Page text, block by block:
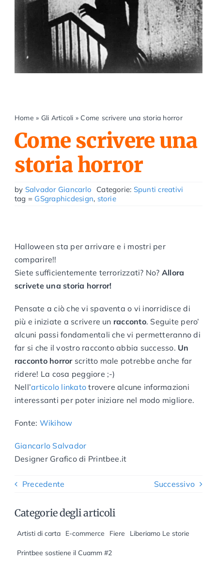
Home » Gli Articoli » Come scrivere una storia horror
Come scrivere una
storia horror
by Salvador Giancarlo Categorie: Spunti creativi
tag = GSgraphicdesign, storie
Halloween sta per arrivare e i mostri per
comparire!!
Siete sufficientemente terrorizzati? No? Allora
scrivete una storia horror!
Pensate a ciò che vi spaventa o vi inorridisce di
più e iniziate a scrivere un racconto. Seguite pero’
alcuni passi fondamentali che vi permetteranno di
far si che il vostro racconto abbia successo. Un
racconto horrorscritto male potrebbe anche far
ridere! La cosa peggiore ;-)
Nell’articolo linkato trovere alcune informazioni
interessanti per poter iniziare nel modo migliore.
Fonte: Wikihow
Giancarlo Salvador
Designer Grafico di Printbee.it
Precedente Successivo
Categorie degli articoli
Artisti di carta E-commerce Fiere Liberiamo Le storie
Printbee sostiene il Cuamm #2